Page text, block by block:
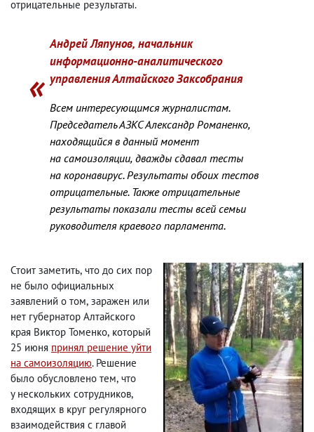
отрицательные результаты.
Андрей Ляпунов, начальник
информационно-аналитического
управления Алтайского Заксобрания
Всем интересующимся журналистам.
Председатель АЗКС Александр Романенко,
находящийся в данный момент
на самоизоляции, дважды сдавал тесты
на коронавирус. Результаты обоих тестов
отрицательные. Также отрицательные
результаты показали тесты всей семьи
руководителя краевого парламента.
Стоит заметить, что до сих пор
не было официальных
заявлений о том, заражен или
нет губернатор Алтайского
края Виктор Томенко, который
25 июня принял решение уйти
на самоизоляцию. Решение
было обусловлено тем, что
у нескольких сотрудников,
входящих в круг регулярного
взаимодействия с главой